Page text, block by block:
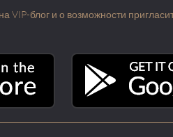
VIP-блог и о возможности